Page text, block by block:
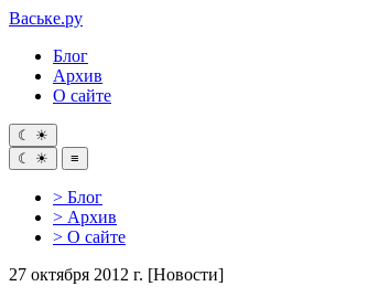
Ваське.ру
Блог
Архив
О сайте
☾
☀
☾
☀ ≡
> Блог
> Архив
> О сайте
27 октября 2012 г. [Новости]